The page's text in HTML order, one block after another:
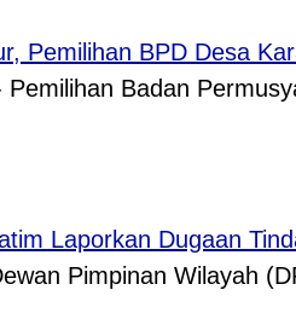
Pemilihan BPD Desa
Pemilihan Badan
Laporkan Dugaan
Pimpinan Wilayah